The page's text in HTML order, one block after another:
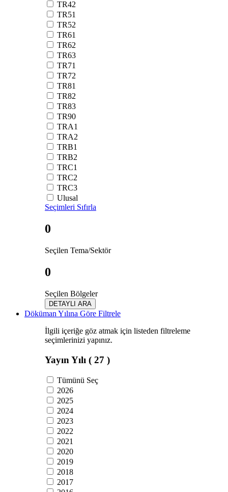
TR42
TR51
TR52
TR61
TR62
TR63
TR71
TR72
TR81
TR82
TR83
TR90
TRA1
TRA2
TRB1
TRB2
TRC1
TRC2
TRC3
Ulusal
Seçimleri Sıfırla
0
Seçilen Tema/Sektör
0
Seçilen Bölgeler
DETAYLI ARA
Döküman Yılına Göre Filtrele
İlgili içeriğe göz atmak için listeden filtreleme
seçimlerinizi yapınız.
Yayın Yılı ( 27 )
Tümünü Seç
2026
2025
2024
2023
2022
2021
2020
2019
2018
2017